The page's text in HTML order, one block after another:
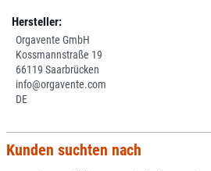
Hersteller:
Orgavente GmbH
Kossmannstraße 19
66119 Saarbrücken
info@orgavente.com
DE
Kunden suchten nach